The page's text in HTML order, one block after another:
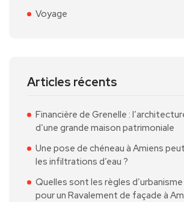
Voyage
Articles récents
Financière de Grenelle :
d’une grande maison patrimoniale
Une pose de chéneau à Amiens
les infiltrations d’eau ?
Quelles sont les règles
pour un Ravalement de façade à